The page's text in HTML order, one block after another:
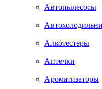
Автопылесосы
Алкотестеры
Аптечки
Ароматизаторы